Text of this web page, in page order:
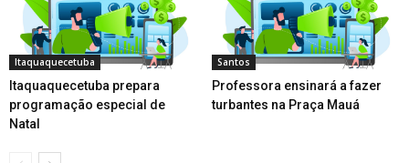
Itaquaquecetuba
Itaquaquecetuba prepara
programação especial de
Natal
Santos
Professora ensinará a fazer
turbantes na Praça Mauá